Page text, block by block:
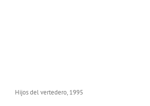
Hijos del vertedero, 1995